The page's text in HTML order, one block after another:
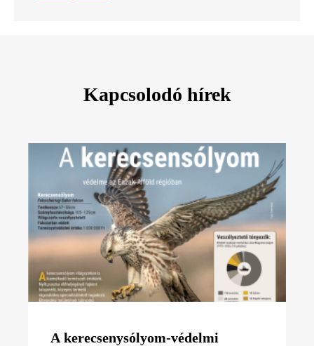
Kapcsolodó hírek
A kerecsenysólyom-védelmi